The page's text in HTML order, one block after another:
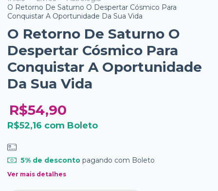
O Retorno De Saturno O Despertar Cósmico Para
Conquistar A Oportunidade Da Sua Vida
O Retorno De Saturno O
Despertar Cósmico Para
Conquistar A Oportunidade
Da Sua Vida
R$54,90
R$52,16 com Boleto
5% de descontopagando com Boleto
Ver mais detalhes